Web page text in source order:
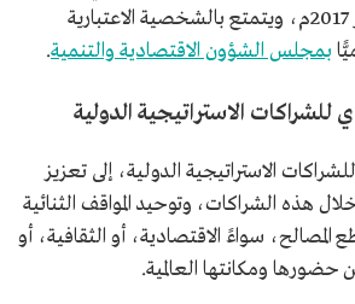
الأول 1439هـ/21 نوفمبر 2017م، ويتمتع بالشخصية الاعتبارية
بمجلس الشؤون الاقتصادية والتنمية.
للشراكات الاستراتيجية الدولية
الاستراتيجية الدولية، إلى تعزيز
خلال هذه الشراكات، وتوحيد المواقف الثنائية
المصالح، سواءً الاقتصادية، أو الثقافية، أو
ومكانتها العالمية.